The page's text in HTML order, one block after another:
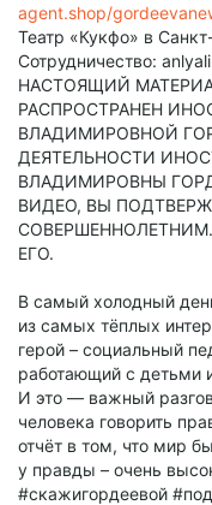
agent.shop/
Театр «Кукфо» в
Сотрудничество:
НАСТОЯЩИЙ
РАСПРОСТРАНЕН
ВЛАДИМИРОВНОЙ
ДЕЯТЕЛЬНОСТИ
ВЛАДИМИРОВНЫ
ВИДЕО, ВЫ
ЕГО.
В самый холодный
из самых тёплых
герой – социальный
работающий с детьми
И это — важный
человека говорить
отчёт в том, что мир
у правды – очень
#скажигордеевой